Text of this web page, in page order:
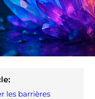
les barrières